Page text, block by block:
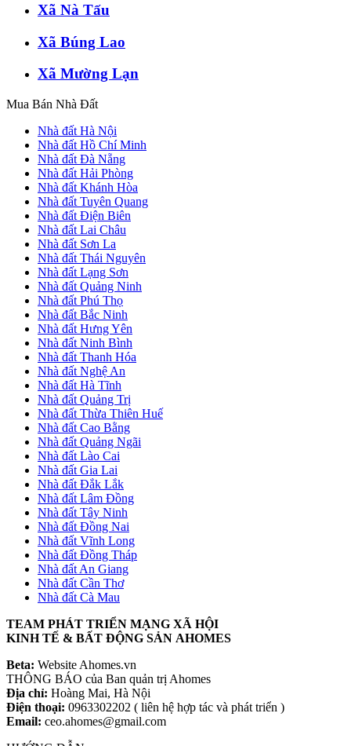
Xã Nà Tấu
Xã Búng Lao
Xã Mường Lạn
Mua Bán Nhà Đất
Nhà đất Hà Nội
Nhà đất Hồ Chí Minh
Nhà đất Đà Nẵng
Nhà đất Hải Phòng
Nhà đất Khánh Hòa
Nhà đất Tuyên Quang
Nhà đất Điện Biên
Nhà đất Lai Châu
Nhà đất Sơn La
Nhà đất Thái Nguyên
Nhà đất Lạng Sơn
Nhà đất Quảng Ninh
Nhà đất Phú Thọ
Nhà đất Bắc Ninh
Nhà đất Hưng Yên
Nhà đất Ninh Bình
Nhà đất Thanh Hóa
Nhà đất Nghệ An
Nhà đất Hà Tĩnh
Nhà đất Quảng Trị
Nhà đất Thừa Thiên Huế
Nhà đất Cao Bằng
Nhà đất Quảng Ngãi
Nhà đất Lào Cai
Nhà đất Gia Lai
Nhà đất Đắk Lắk
Nhà đất Lâm Đồng
Nhà đất Tây Ninh
Nhà đất Đồng Nai
Nhà đất Vĩnh Long
Nhà đất Đồng Tháp
Nhà đất An Giang
Nhà đất Cần Thơ
Nhà đất Cà Mau
TEAM PHÁT TRIỂN MẠNG XÃ HỘI
KINH TẾ & BẤT ĐỘNG SẢN AHOMES
Beta: Website Ahomes.vn
THÔNG BÁO của Ban quản trị Ahomes
Địa chỉ: Hoàng Mai, Hà Nội
Điện thoại: 0963302202 ( liên hệ hợp tác và phát triển )
Email: ceo.ahomes@gmail.com